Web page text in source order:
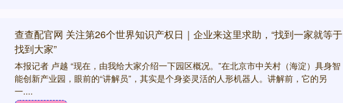
查查配官网 关注第26个世界知识产权日｜企业来这里求助，“找到一家就等于
找到大家”
本报记者 卢越 “现在，由我给大家介绍一下园区概况。”在北京市中关村（海淀）具身智
能创新产业园，眼前的“讲解员”，其实是个身姿灵活的人形机器人。讲解前，它的另
一....